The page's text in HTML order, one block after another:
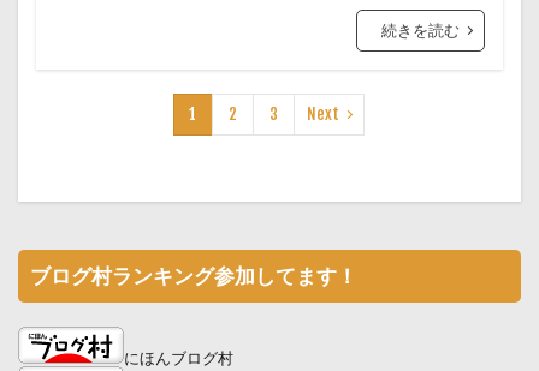
続きを読む
1 2 3 Next
ブログ村ランキング参加してます！
にほんブログ村